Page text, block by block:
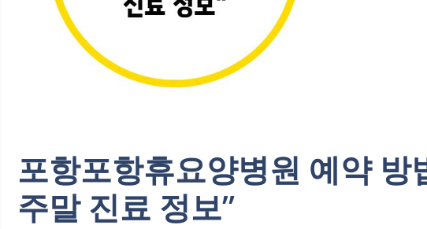
포항포항휴요양병원 예약
주말 진료 정보”